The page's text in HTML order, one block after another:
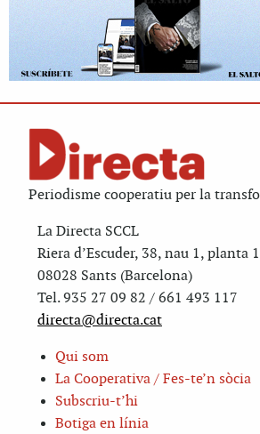
Periodisme cooperatiu per la
La Directa SCCL
Riera d’Escuder, 38, nau 1, planta 1
08028 Sants (Barcelona)
Tel. 935 27 09 82 / 661 493 117
directa@directa.cat
Qui som
La Cooperativa / Fes-te’n sòcia
Subscriu-t’hi
Botiga en línia